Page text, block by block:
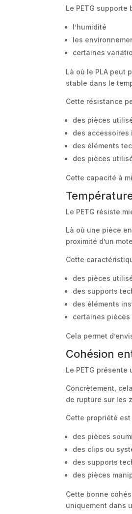
Le PETG supporte
l’humidité
les
certaines
Là où le PLA peut
stable dans le
Cette résistance
des pièces
des
des éléments
des pièces
Cette capacité à
Le PETG résiste
Là où une pièce
proximité d’un
Cette
des pièces
des supports
des éléments
certaines pièces
Cela permet
Cohésion
Le PETG
Concrètement,
de rupture sur les
Cette propriété
des pièces
des clips ou
des supports
des pièces
Cette bonne
uniquement dans